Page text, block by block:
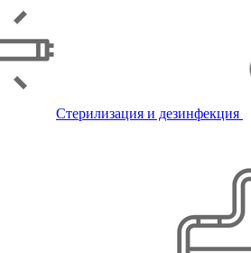
Стерилизация и дезинфекция